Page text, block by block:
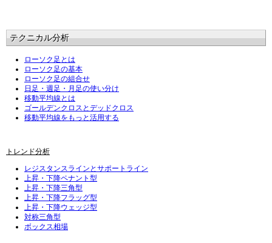
テクニカル分析
ローソク足とは
ローソク足の基本
ローソク足の組合せ
日足・週足・月足の使い分け
移動平均線とは
ゴールデンクロスとデッドクロス
移動平均線をもっと活用する
トレンド分析
レジスタンスラインとサポートライン
上昇・下降ペナント型
上昇・下降三角型
上昇・下降フラッグ型
上昇・下降ウェッジ型
対称三角型
ボックス相場